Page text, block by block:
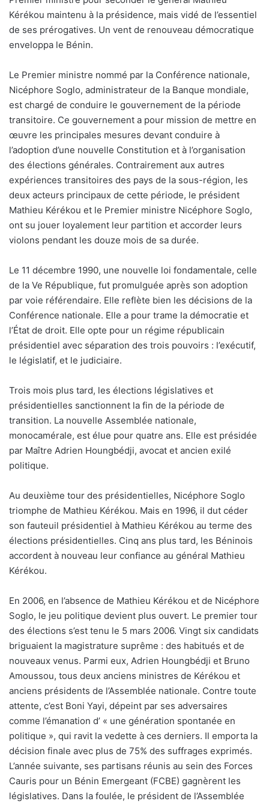
Kérékou maintenu à la présidence, mais vidé de l’essentiel
de ses prérogatives. Un vent de renouveau démocratique
enveloppa le Bénin.
Le Premier ministre nommé par la Conférence nationale,
Nicéphore Soglo, administrateur de la Banque mondiale,
est chargé de conduire le gouvernement de la période
transitoire. Ce gouvernement a pour mission de mettre en
œuvre les principales mesures devant conduire à
l’adoption d’une nouvelle Constitution et à l’organisation
des élections générales. Contrairement aux autres
expériences transitoires des pays de la sous-région, les
deux acteurs principaux de cette période, le président
Mathieu Kérékou et le Premier ministre Nicéphore Soglo,
ont su jouer loyalement leur partition et accorder leurs
violons pendant les douze mois de sa durée.
Le 11 décembre 1990, une nouvelle loi fondamentale, celle
de la Ve République, fut promulguée après son adoption
par voie référendaire. Elle reflète bien les décisions de la
Conférence nationale. Elle a pour trame la démocratie et
l’État de droit. Elle opte pour un régime républicain
présidentiel avec séparation des trois pouvoirs : l’exécutif,
le législatif, et le judiciaire.
Trois mois plus tard, les élections législatives et
présidentielles sanctionnent la fin de la période de
transition. La nouvelle Assemblée nationale,
monocamérale, est élue pour quatre ans. Elle est présidée
par Maître Adrien Houngbédji, avocat et ancien exilé
politique.
Au deuxième tour des présidentielles, Nicéphore Soglo
triomphe de Mathieu Kérékou. Mais en 1996, il dut céder
son fauteuil présidentiel à Mathieu Kérékou au terme des
élections présidentielles. Cinq ans plus tard, les Béninois
accordent à nouveau leur confiance au général Mathieu
Kérékou.
En 2006, en l’absence de Mathieu Kérékou et de Nicéphore
Soglo, le jeu politique devient plus ouvert. Le premier tour
des élections s’est tenu le 5 mars 2006. Vingt six candidats
briguaient la magistrature suprême : des habitués et de
nouveaux venus. Parmi eux, Adrien Houngbédji et Bruno
Amoussou, tous deux anciens ministres de Kérékou et
anciens présidents de l’Assemblée nationale. Contre toute
attente, c’est Boni Yayi, dépeint par ses adversaires
comme l’émanation d’ « une génération spontanée en
politique », qui ravit la vedette à ces derniers. Il emporta la
décision finale avec plus de 75% des suffrages exprimés.
L’année suivante, ses partisans réunis au sein des Forces
Cauris pour un Bénin Emergeant (FCBE) gagnèrent les
législatives. Dans la foulée, le président de l’Assemblée